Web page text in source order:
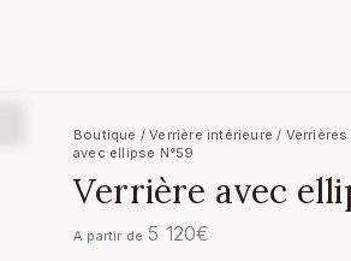
Boutique /Verrière intérieure /
avec ellipse N°59
Verrière avec
A partir de 5 120€